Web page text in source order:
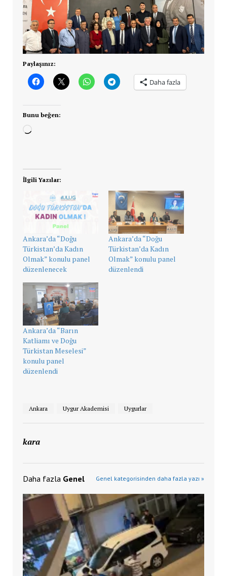
Paylaşınız:
Daha fazla
Bunu beğen:
Yükleniyor...
İlgili Yazılar:
Ankara’da “Doğu
Türkistan’da Kadın
Olmak” konulu panel
düzenlenecek
Ankara’da “Doğu
Türkistan’da Kadın
Olmak” konulu panel
düzenlendi
Ankara’da “Barın
Katliamı ve Doğu
Türkistan Meselesi”
konulu panel
düzenlendi
Ankara Uygur Akademisi Uygurlar
kara
Daha fazla Genel Genel kategorisinden daha fazla yazı »